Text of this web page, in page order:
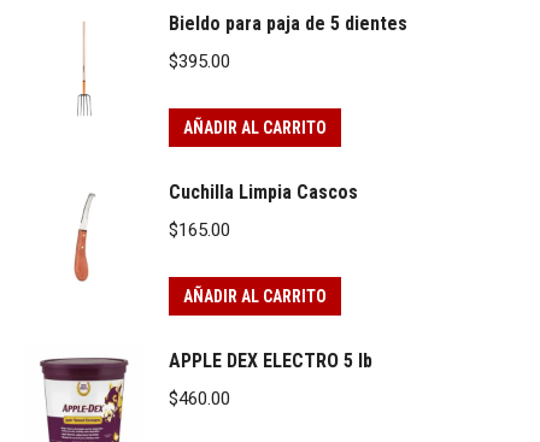
Bieldo para paja de 5 dientes
$395.00
AÑADIR AL CARRITO
Cuchilla Limpia Cascos
$165.00
AÑADIR AL CARRITO
APPLE DEX ELECTRO 5 lb
$460.00